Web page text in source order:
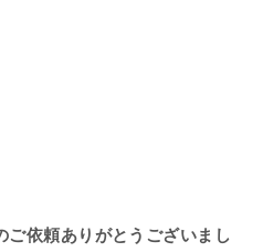
ご依頼ありがとうございまし